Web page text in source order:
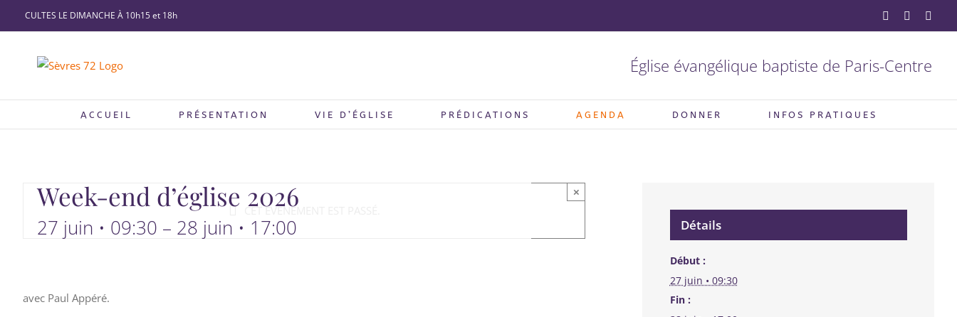
Passer
au
CULTES LE DIMANCHE À 10h15 et 18h YouTubeFacebook
Église évangélique baptiste de Paris-Centre
ACCUEIL PRÉSENTATION VIE D’ÉGLISE PRÉDICATIONS AGENDA DONNER INFOS PRATIQUES
CET ÉVÈNEMENT EST PASSÉ.
×
Week-end d’église 2026
27 juin • 09:30 – 28 juin • 17:00
avec Paul Appéré.
Détails
Début :
27 juin • 09:30
Fin :